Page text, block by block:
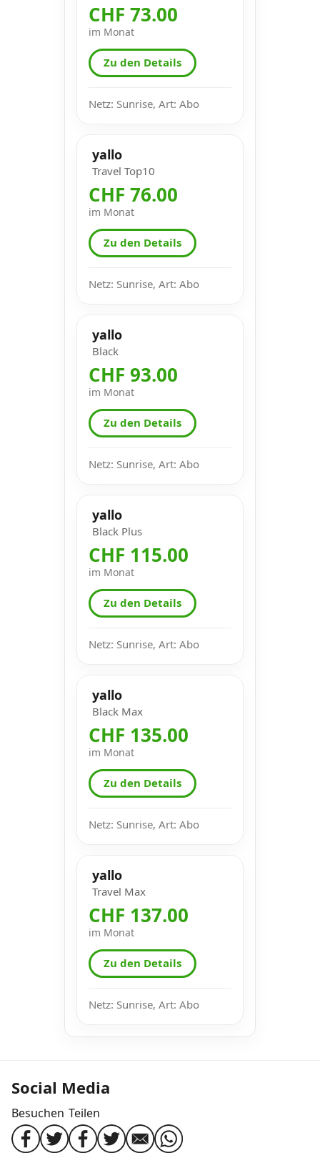
CHF 73.00
im Monat
Zu den Details
Netz: Sunrise, Art: Abo
yallo
Travel Top10
CHF 76.00
im Monat
Zu den Details
Netz: Sunrise, Art: Abo
yallo
Black
CHF 93.00
im Monat
Zu den Details
Netz: Sunrise, Art: Abo
yallo
Black Plus
CHF 115.00
im Monat
Zu den Details
Netz: Sunrise, Art: Abo
yallo
Black Max
CHF 135.00
im Monat
Zu den Details
Netz: Sunrise, Art: Abo
yallo
Travel Max
CHF 137.00
im Monat
Zu den Details
Netz: Sunrise, Art: Abo
Social Media
Besuchen Teilen